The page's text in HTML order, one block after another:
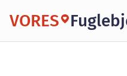
VORES